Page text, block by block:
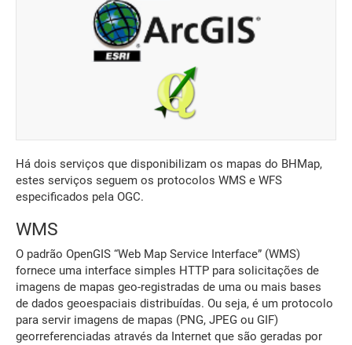
Há dois serviços que disponibilizam os mapas do BHMap,
estes serviços seguem os protocolos WMS e WFS
especificados pela OGC.
WMS
O padrão OpenGIS “Web Map Service Interface” (WMS)
fornece uma interface simples HTTP para solicitações de
imagens de mapas geo-registradas de uma ou mais bases
de dados geoespaciais distribuídas. Ou seja, é um protocolo
para servir imagens de mapas (PNG, JPEG ou GIF)
georreferenciadas através da Internet que são geradas por